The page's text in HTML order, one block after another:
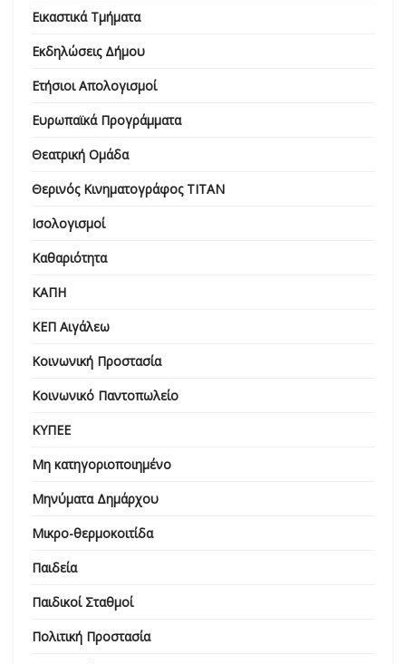
Εικαστικά Τμήματα
Εκδηλώσεις Δήμου
Ετήσιοι Απολογισμοί
Ευρωπαϊκά Προγράμματα
Θεατρική Ομάδα
Θερινός Κινηματογράφος ΤΙΤΑΝ
Ισολογισμοί
Καθαριότητα
ΚΑΠΗ
ΚΕΠ Αιγάλεω
Κοινωνική Προστασία
Κοινωνικό Παντοπωλείο
ΚΥΠΕΕ
Μη κατηγοριοποιημένο
Μηνύματα Δημάρχου
Μικρο-θερμοκοιτίδα
Παιδεία
Παιδικοί Σταθμοί
Πολιτική Προστασία